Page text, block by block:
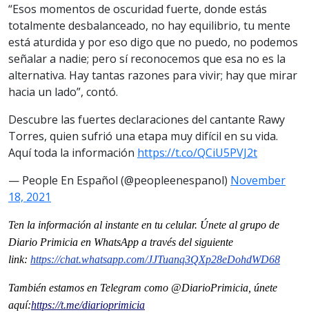
“Esos momentos de oscuridad fuerte, donde estás
totalmente desbalanceado, no hay equilibrio, tu mente
está aturdida y por eso digo que no puedo, no podemos
señalar a nadie; pero sí reconocemos que esa no es la
alternativa. Hay tantas razones para vivir; hay que mirar
hacia un lado”, contó.
Descubre las fuertes declaraciones del cantante Rawy
Torres, quien sufrió una etapa muy difícil en su vida.
Aquí toda la información https://t.co/QCiU5PVJ2t
— People En Español (@peopleenespanol) November
18, 2021
Ten la información al instante en tu celular. Únete al grupo de
Diario Primicia en WhatsApp a través del siguiente
link: https://chat.whatsapp.com/JJTuanq3QXp28eDohdWD68
También estamos en Telegram como @DiarioPrimicia, únete
aquí:https://t.me/diarioprimicia